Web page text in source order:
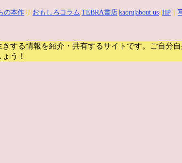
の本作 り| おもしろコラム TEBRA書店 kaoru |about us HP
する情報を紹介・共有するサイトです。
ご自分
う！